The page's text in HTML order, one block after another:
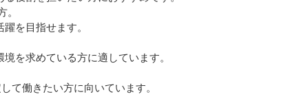
を目指せます。
を求めている方に適しています。
て働きたい方に向いています。